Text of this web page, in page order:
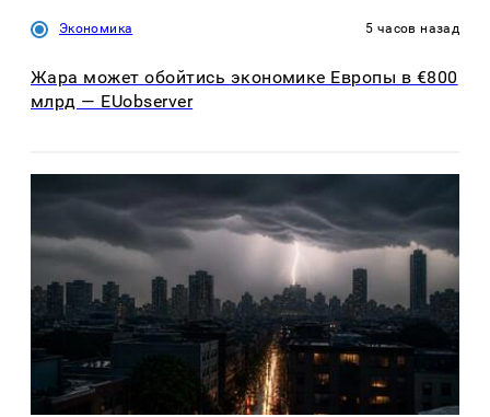
Экономика 5 часов назад
Жара может обойтись экономике Европы в €800
млрд — EUobserver